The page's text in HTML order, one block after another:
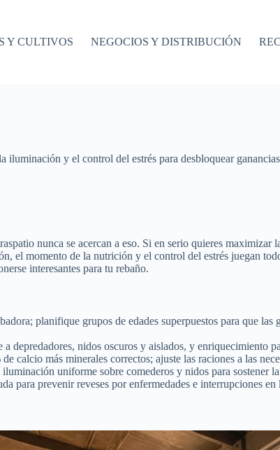
Y CULTIVOS NEGOCIOS Y DISTRIBUCIÓN
y el control del estrés para desbloquear
nunca se acercan a eso. Si en serio quieres maximizar
momento de la nutrición y el control del estrés juegan
interesantes para tu rebaño.
planifique grupos de edades superpuestos para que
depredadores, nidos oscuros y aislados, y enriquecimiento
calcio más minerales correctos; ajuste las raciones a las
uniforme sobre comederos y nidos para sostener
para prevenir reveses por enfermedades e interrupciones en